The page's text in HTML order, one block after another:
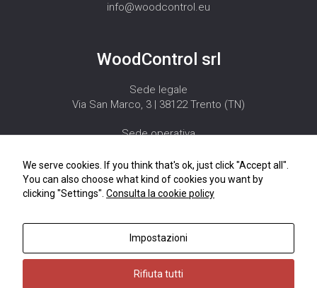
info@woodcontrol.eu
WoodControl srl
Sede legale
Via San Marco, 3 | 38122 Trento (TN)
Sede operativa
PIVA 02571900220
Copyright 2020 WoodControl srl © All Rights Reserved
We serve cookies. If you think that's ok, just click "Accept all".
You can also choose what kind of cookies you want by
clicking "Settings". Consulta la cookie policy
Impostazioni
Rifiuta tutti